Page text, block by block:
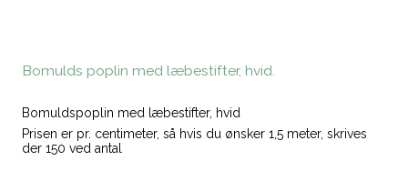
Bomulds poplin med læbestifter, hvid.
Bomuldspoplin med læbestifter, hvid
Prisen er pr. centimeter, så hvis du ønsker 1,5 meter, skrives
der 150 ved antal